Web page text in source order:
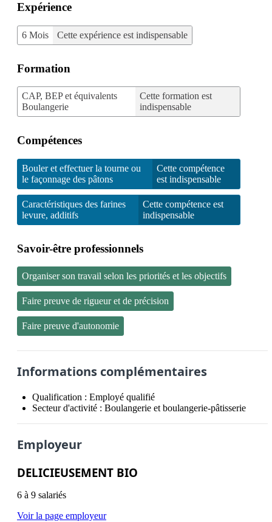
Expérience
6 Mois Cette expérience est indispensable
Formation
CAP, BEP et équivalents
Boulangerie
Cette formation est
indispensable
Compétences
Bouler et effectuer la tourne ou
le façonnage des pâtons
Cette compétence
est indispensable
Caractéristiques des farines
levure, additifs
Cette compétence est
indispensable
Savoir-être professionnels
Organiser son travail selon les priorités et les objectifs
Faire preuve de rigueur et de précision
Faire preuve d'autonomie
Informations complémentaires
Qualification : Employé qualifié
Secteur d'activité : Boulangerie et boulangerie-pâtisserie
Employeur
DELICIEUSEMENT BIO
6 à 9 salariés
Voir la page employeur